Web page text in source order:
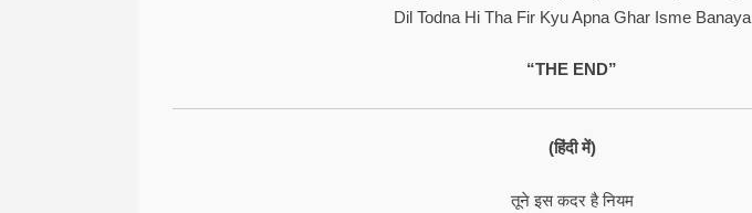
Dil Todna Hi Tha Fir Kyu Apna Ghar Isme Banaya
“THE END”
(हिंदी में)
तूने इस कदर है नियम